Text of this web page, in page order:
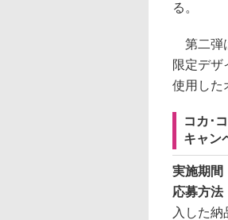
る。
第二弾
限定デザ
使用した
コカ･
キャン
実施期間
応募方法
入した